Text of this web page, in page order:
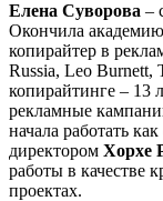
Елена Суворова –
Окончила
копирайтер в
Russia, Leo
копирайтинге – 13
рекламные
начала работать
директором Хорхе
работы в качестве
проектах.